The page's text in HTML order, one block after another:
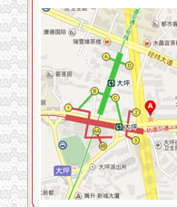
渝中区中华路小学、马家
渝中区马家堡小学_渝中
市渝中区马家堡小学股
重庆市渝中区马家堡安利
临江门代办进出口公司
广州内饰清洗：燃油系统
【鹿城区临江代理做账报
海门临江新区货运代理业
重庆义乌小商品营销定位
《重庆义乌小商品城营销
宝山区（黑龙江省双鸭山